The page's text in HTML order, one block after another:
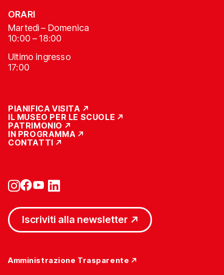
ORARI
Martedì – Domenica
10:00 – 18:00
Ultimo ingresso
17:00
PIANIFICA VISITA
IL MUSEO PER LE SCUOLE
PATRIMONIO
IN PROGRAMMA
CONTATTI
Iscriviti alla newsletter
Amministrazione Trasparente